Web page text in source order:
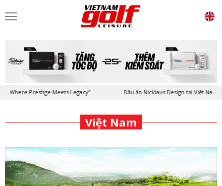
Meets Legacy” Dấu ấn Nicklaus Design tại Việt Nam
Việt Nam